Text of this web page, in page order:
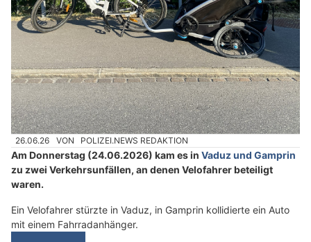
26.06.26 VON POLIZEI.NEWS REDAKTION
Am Donnerstag (24.06.2026) kam es in Vaduz und Gamprin
zu zwei Verkehrsunfällen, an denen Velofahrer beteiligt
waren.
Ein Velofahrer stürzte in Vaduz, in Gamprin kollidierte ein Auto
mit einem Fahrradanhänger.